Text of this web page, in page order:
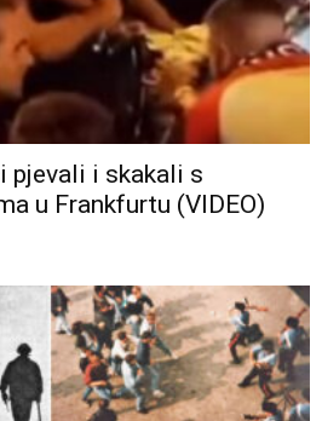
pjevali i skakali s
u Frankfurtu (VIDEO)